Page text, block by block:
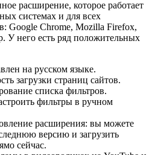
расширение, которое работает
системах и для всех
Google Chrome, Mozilla Firefox,
У него есть ряд положительных
на русском языке.
загрузки страниц сайтов.
списка фильтров.
фильтры в ручном
расширения: вы можете
версию и загрузить
сейчас.